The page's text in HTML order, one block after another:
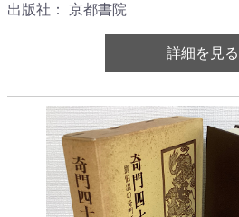
出版社： 京都書院
詳細を見る